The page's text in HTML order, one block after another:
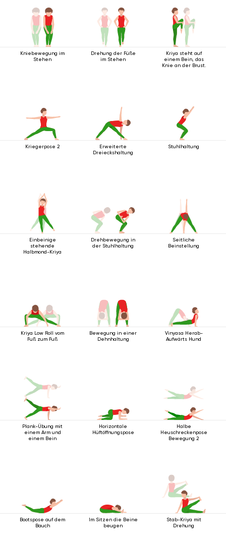
Kniebewegung im
Stehen
Drehung der Füße
im Stehen
Kriya steht auf
einem Bein, das
Knie an der Brust.
Kriegerpose 2
Erweiterte
Dreieckshaltung
Stuhlhaltung
Einbeinige
stehende
Halbmond-Kriya
Drehbewegung in
der Stuhlhaltung
Seitliche
Beinstellung
Kriya Low Roll vom
Fuß zum Fuß
Bewegung in einer
Dehnhaltung
Vinyasa Herab-
Aufwärts Hund
Plank-Übung mit
einem Arm und
einem Bein
Horizontale
Hüftöffnungspose
Halbe
Heuschreckenpose
Bewegung 2
Bootspose auf dem
Bauch
Im Sitzen die Beine
beugen
Stab-Kriya mit
Drehung